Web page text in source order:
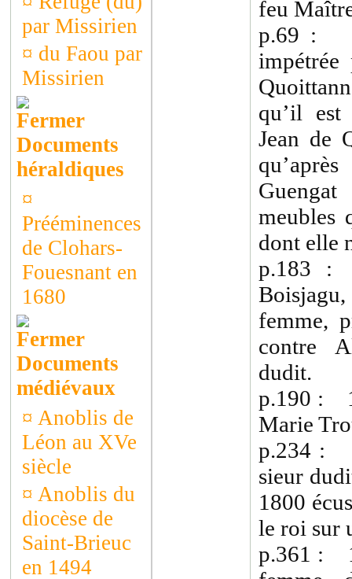
par Missirien
¤ du Faou par
Missirien
Documents
héraldiques
¤
Prééminences
de Clohars-
Fouesnant en
1680
Documents
médiévaux
¤ Anoblis de
Léon au XVe
siècle
¤ Anoblis du
diocèse de
Saint-Brieuc
en 1494
feu
p.69 :
qu’il
Jean de
meubles
dont elle
p.183
femme,
contre
dudit.
p.190 :
Marie
p.234 :
sieur
1800
le roi sur
p.361 :